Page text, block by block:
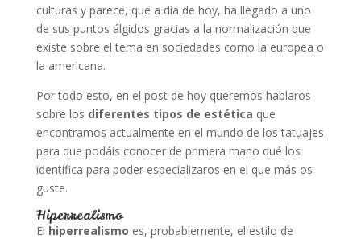
culturas y parece, que a día de hoy, ha llegado a uno
de sus puntos álgidos gracias a la normalización que
existe sobre el tema en sociedades como la europea o
la americana.
Por todo esto, en el post de hoy queremos hablaros
sobre los diferentes tipos de estética que
encontramos actualmente en el mundo de los tatuajes
para que podáis conocer de primera mano qué los
identifica para poder especializaros en el que más os
guste.
Hiperrealismo
El hiperrealismo es, probablemente, el estilo de